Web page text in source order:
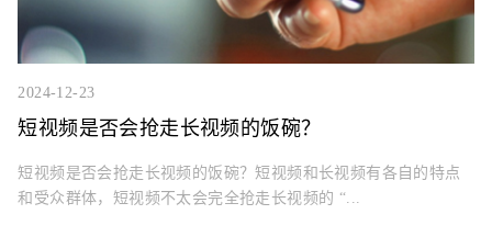
2024-12-23
短视频是否会抢走长视频的饭碗？
短视频是否会抢走长视频的饭碗？短视频和长视频有各自的特点
和受众群体，短视频不太会完全抢走长视频的 “...